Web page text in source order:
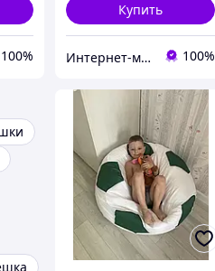
100%
Купить
Интернет-магазин "Podarex" 100%